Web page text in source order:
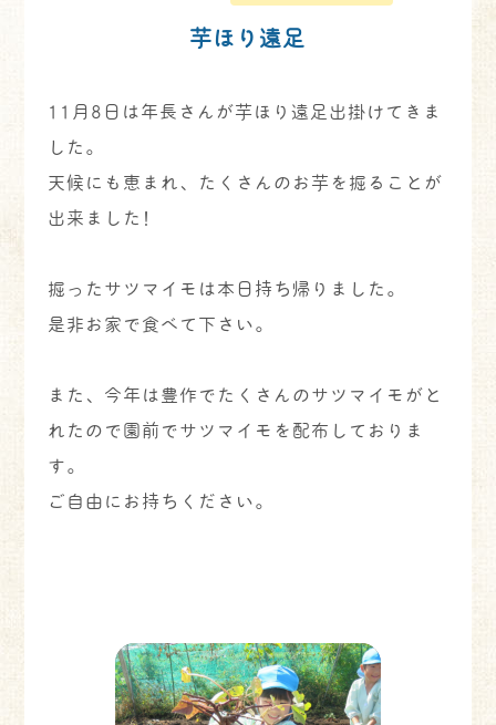
芋ほり遠足
11月8日は年長さんが芋ほり遠足出掛けてきま
した。
天候にも恵まれ、たくさんのお芋を掘ることが
出来ました!
掘ったサツマイモは本日持ち帰りました。
是非お家で食べて下さい。
また、今年は豊作でたくさんのサツマイモがと
れたので園前でサツマイモを配布しておりま
す。
ご自由にお持ちください。